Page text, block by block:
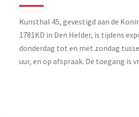
Kunsthal 45, gevestigd aan de
1781KD in Den Helder, is tijdens
donderdag tot en met zondag
uur, en op afspraak. De toegang is